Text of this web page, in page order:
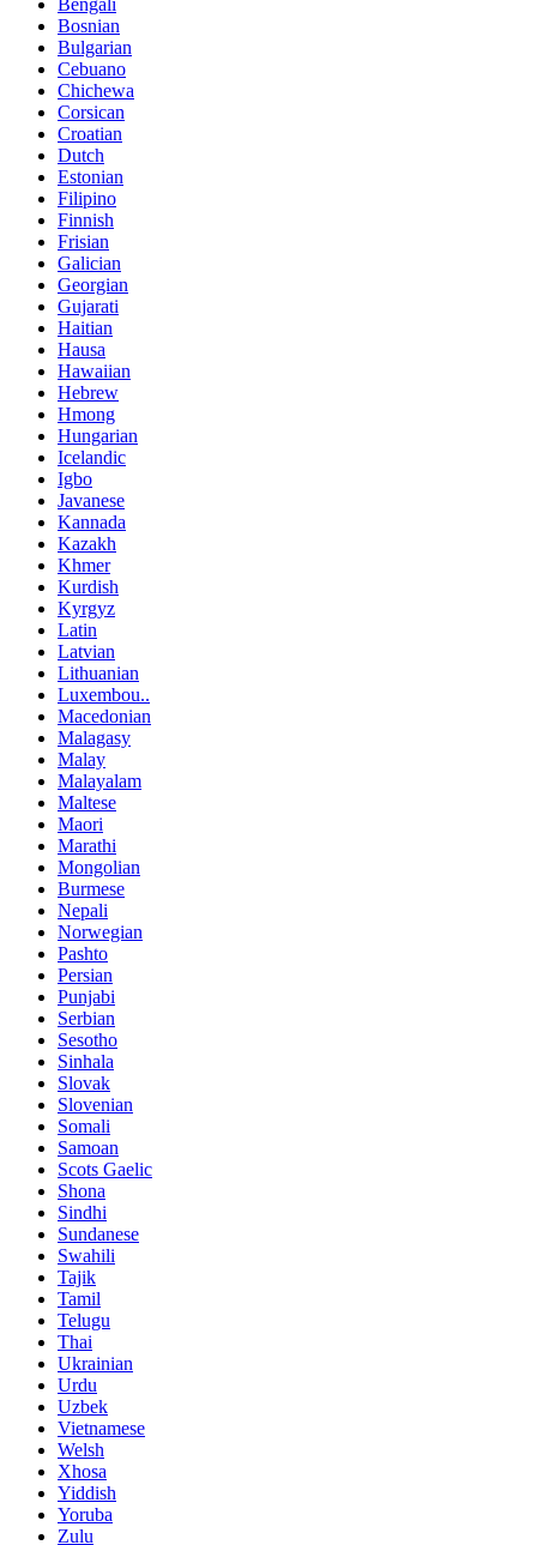
Bengali
Bosnian
Bulgarian
Cebuano
Chichewa
Corsican
Croatian
Dutch
Estonian
Filipino
Finnish
Frisian
Galician
Georgian
Gujarati
Haitian
Hausa
Hawaiian
Hebrew
Hmong
Hungarian
Icelandic
Igbo
Javanese
Kannada
Kazakh
Khmer
Kurdish
Kyrgyz
Latin
Latvian
Lithuanian
Luxembou..
Macedonian
Malagasy
Malay
Malayalam
Maltese
Maori
Marathi
Mongolian
Burmese
Nepali
Norwegian
Pashto
Persian
Punjabi
Serbian
Sesotho
Sinhala
Slovak
Slovenian
Somali
Samoan
Scots Gaelic
Shona
Sindhi
Sundanese
Swahili
Tajik
Tamil
Telugu
Thai
Ukrainian
Urdu
Uzbek
Vietnamese
Welsh
Xhosa
Yiddish
Yoruba
Zulu